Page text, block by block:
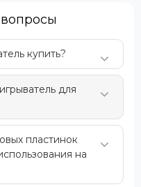
купить?
для
пластинок
на